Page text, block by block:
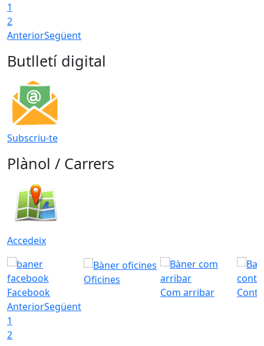
1
2
AnteriorSegüent
Butlletí digital
Subscriu-te
Plànol / Carrers
Accedeix
Facebook
Oficines
Com arribar
AnteriorSegüent
1
2